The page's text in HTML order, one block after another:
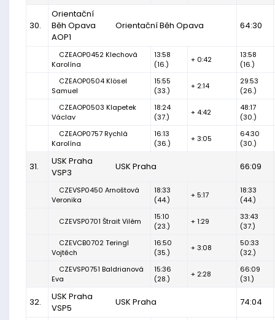
30.
Orientační
Běh Opava
AOP1
Orientační Běh Opava 64:30
CZEAOP0452 Klechová
Karolína
13:58
(16.)
+ 0:42
13:58
(16.)
CZEAOP0504 Klösel
Samuel
15:55
(33.)
+ 2:14
29:53
(26.)
CZEAOP0503 Klapetek
Václav
18:24
(37.)
+ 4:42
48:17
(30.)
CZEAOP0757 Rychlá
Karolína
16:13
(36.)
+ 3:05
64:30
(30.)
31.
USK Praha
VSP3
USK Praha 66:09
CZEVSP0450 Arnoštová
Veronika
18:33
(44.)
+ 5:17
18:33
(44.)
CZEVSP0701 Štrait Vilém
15:10
(23.)
+ 1:29
33:43
(37.)
CZEVCB0702 Teringl
Vojtěch
16:50
(35.)
+ 3:08
50:33
(32.)
CZEVSP0751 Baldrianová
Eva
15:36
(28.)
+ 2:28
66:09
(31.)
32.
USK Praha
VSP5
USK Praha 74:04